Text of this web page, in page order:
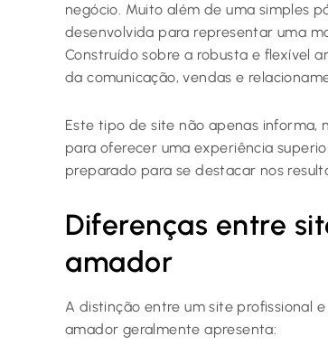
negócio. Muito além de uma simples
desenvolvida para representar uma
Construído sobre a robusta e flexível
da comunicação, vendas e
Este tipo de site não apenas informa,
para oferecer uma experiência
preparado para se destacar nos
Diferenças entre
amador
A distinção entre um site profissional
amador geralmente apresenta: